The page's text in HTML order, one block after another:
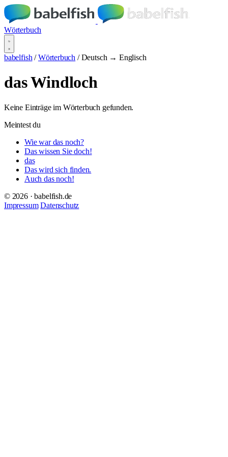
Wörterbuch
babelfish / Wörterbuch / Deutsch → Englisch
das Windloch
Keine Einträge im Wörterbuch gefunden.
Meintest du
Wie war das noch?
Das wissen Sie doch!
das
Das wird sich finden.
Auch das noch!
© 2026 · babelfish.de
Impressum Datenschutz